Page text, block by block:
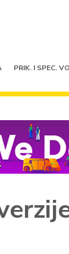
PRIK. I SPEC.